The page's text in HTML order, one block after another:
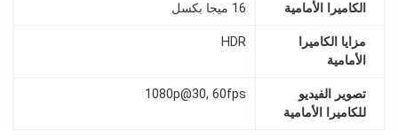
الكاميرا الأمامية 16 ميجا بكسل
مزايا الكاميرا
الأمامية
HDR
تصوير الفيديو
للكاميرا الأمامية
1080p@30, 60fps